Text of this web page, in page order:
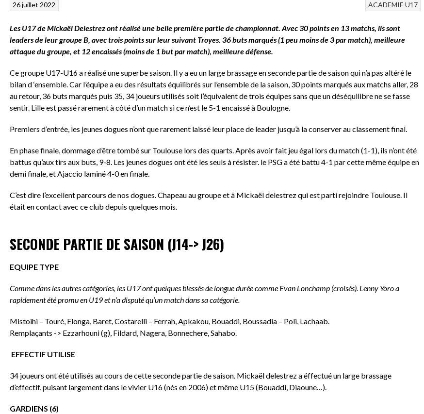
ACADEMIE U17
26 juillet 2022
Les U17 de Mickaël Delestrez ont réalisé une belle première partie de championnat. Avec 30 points en 13 matchs, ils sont
leaders de leur groupe B, avec trois points sur leur suivant Troyes. 36 buts marqués (1 peu moins de 3 par match), meilleure
attaque du groupe, et 12 encaissés (moins de 1 but par match), meilleure défense.
Ce groupe U17-U16 a réalisé une superbe saison. Il y a eu un large brassage en seconde partie de saison qui n’a pas altéré le
bilan d ‘ensemble. Car l’équipe a eu des résultats équilibrés sur l’ensemble de la saison, 30 points marqués aux matchs aller, 28
au retour, 36 buts marqués puis 35, 34 joueurs utilisés soit l’équivalent de trois équipes sans que un déséquilibre ne se fasse
sentir. Lille est passé rarement à côté d’un match si ce n’est le 5-1 encaissé à Boulogne.
Premiers d’entrée, les jeunes dogues n’ont que rarement laissé leur place de leader jusqu’à la conserver au classement final.
En phase finale, dommage d’être tombé sur Toulouse lors des quarts. Après avoir fait jeu égal lors du match (1-1), ils n’ont été
battus qu’aux tirs aux buts, 9-8. Les jeunes dogues ont été les seuls à résister. le PSG a été battu 4-1 par cette même équipe en
demi finale, et Ajaccio laminé 4-0 en finale.
C’est dire l’excellent parcours de nos dogues. Chapeau au groupe et à Mickaël delestrez qui est parti rejoindre Toulouse. Il
était en contact avec ce club depuis quelques mois.
SECONDE PARTIE DE SAISON (J14-> J26)
EQUIPE TYPE
Comme dans les autres catégories, les U17 ont quelques blessés de longue durée comme Evan Lonchamp (croisés). Lenny Yoro a
rapidement été promu en U19 et n’a disputé qu’un match dans sa catégorie.
Mistoihi – Touré, Elonga, Baret, Costarelli – Ferrah, Apkakou, Bouaddi, Boussadia – Poli, Lachaab.
Remplaçants -> Ezzarhouni (g), Fildard, Nagera, Bonnechere, Sahabo.
EFFECTIF UTILISE
34 joueurs ont été utilisés au cours de cette seconde partie de saison. Mickaël delestrez a éffectué un large brassage
d’effectif, puisant largement dans le vivier U16 (nés en 2006) et même U15 (Bouaddi, Diaoune…).
GARDIENS (6)